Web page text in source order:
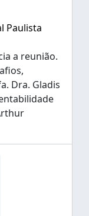
Paulista
a reunião.
Dra. Gladis